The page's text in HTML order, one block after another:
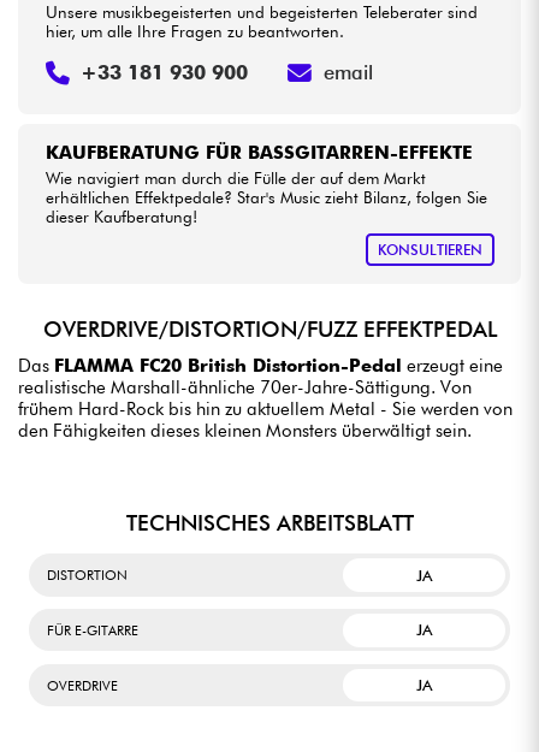
KAUFBERATUNG FÜR BASSGITARREN-EFFEKTE
Wie navigiert man durch die Fülle der auf dem Markt
erhältlichen Effektpedale? Star's Music zieht Bilanz, folgen Sie
dieser Kaufberatung!
KONSULTIEREN
Unsere musikbegeisterten und begeisterten Teleberater sind
hier, um alle Ihre Fragen zu beantworten.
+33 181 930 900 email
OVERDRIVE/DISTORTION/FUZZ EFFEKTPEDAL
Das FLAMMA FC20 British Distortion-Pedal erzeugt eine
realistische Marshall-ähnliche 70er-Jahre-Sättigung. Von
frühem Hard-Rock bis hin zu aktuellem Metal - Sie werden von
den Fähigkeiten dieses kleinen Monsters überwältigt sein.
TECHNISCHES ARBEITSBLATT
DISTORTION JA
FÜR E-GITARRE JA
OVERDRIVE JA